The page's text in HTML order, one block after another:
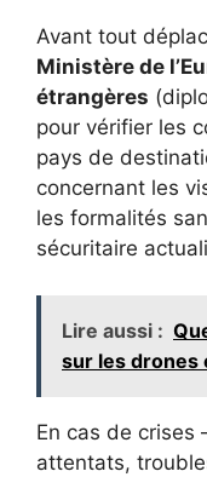
Avant tout
Ministère de
étrangères
pour vérifier les
pays de
concernant les
les formalités
sécuritaire
Lire aussi :
sur les drones
En cas de
attentats,